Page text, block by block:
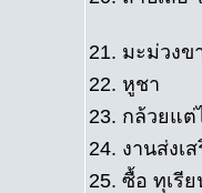
21. มะม่วงข
22. หูชา
23. กล้วยแต่
24. งานส่งเ
25. ซื้อ ทุเรี